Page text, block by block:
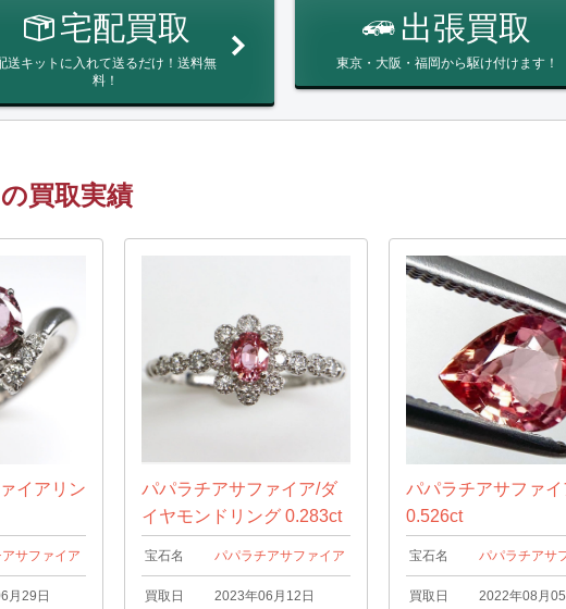
宅配買取
送キットに入れて送るだけ！送料無
料！
出張買取
東京・大阪・福岡から駆け付けます！
買取実績
イアリン
サファイア
月29日
パパラチアサファイア/ダ
イヤモンドリング 0.283ct
宝石名 パパラチアサファイア
買取日 2023年06月12日
パパラチアサファイ
0.526ct
宝石名 パパラチアサ
買取日 2022年08月